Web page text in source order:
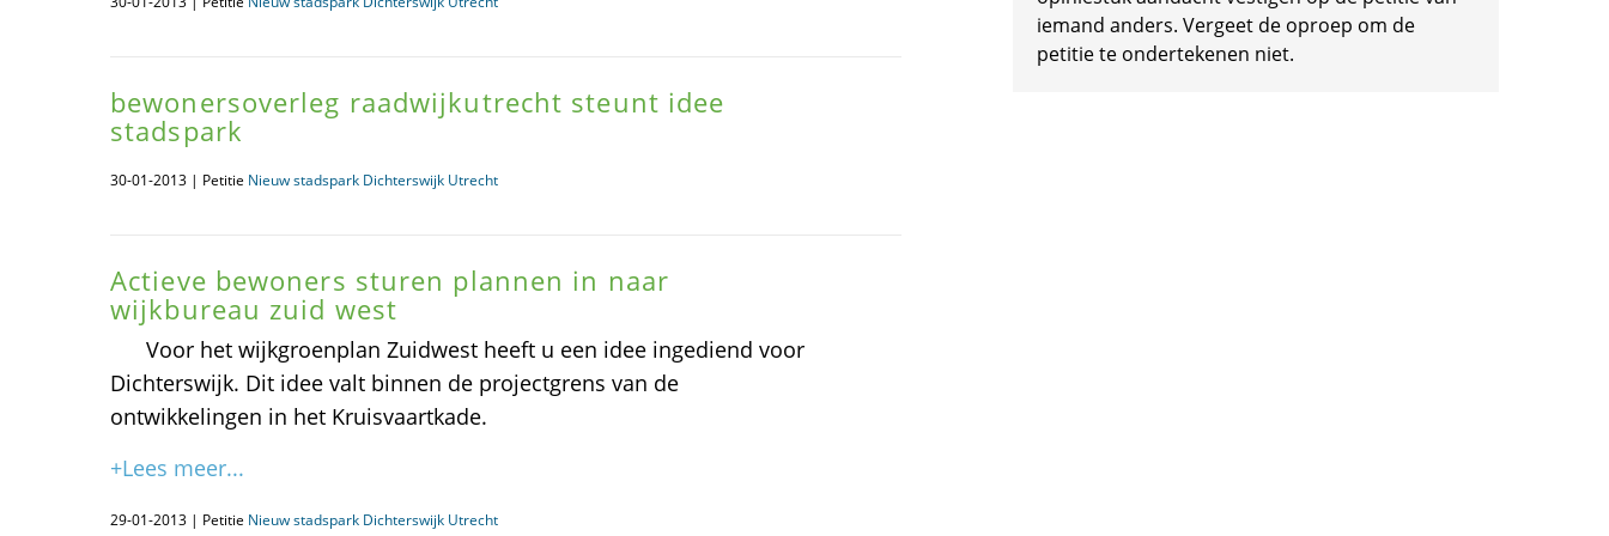
bewonersoverleg raadwijkutrecht steunt idee
stadspark
30-01-2013 | Petitie Nieuw stadspark Dichterswijk Utrecht
Actieve bewoners sturen plannen in naar
wijkbureau zuid west
Voor het wijkgroenplan Zuidwest heeft u een idee ingediend voor
Dichterswijk. Dit idee valt binnen de projectgrens van de
ontwikkelingen in het Kruisvaartkade.
+Lees meer...
29-01-2013 | Petitie Nieuw stadspark Dichterswijk Utrecht
iemand anders. Vergeet de oproep om de
petitie te ondertekenen niet.